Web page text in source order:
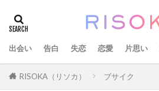
出会い 告白 失恋 恋愛 片思い
RISOKA（リソカ） ブサイク